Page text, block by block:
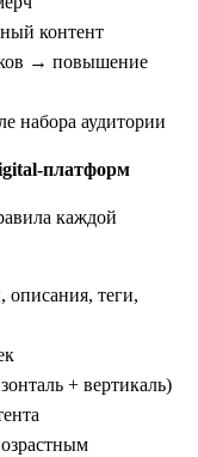
контент
→ повышение
набора аудитории
платформ
каждой
теги,
+ вертикаль)